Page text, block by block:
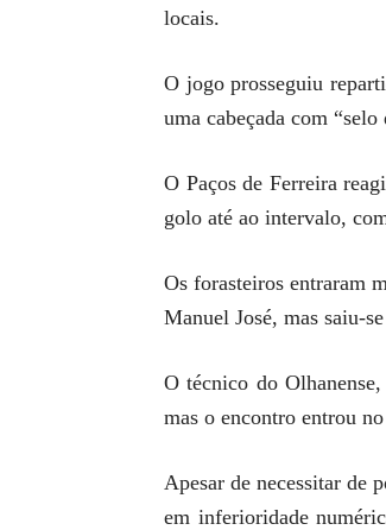
locais.
O jogo prosseguiu
uma cabeçada com
O Paços de Ferreira
golo até ao intervalo,
Os forasteiros entraram
Manuel José, mas saiu-
O técnico do
mas o encontro entrou
Apesar de necessitar de
em inferioridade